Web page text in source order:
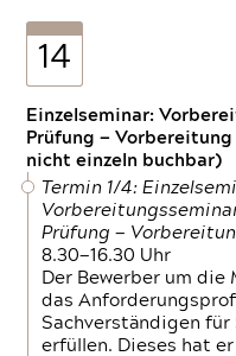
14
Einzelseminar:
Prüfung —
nicht einzeln buchbar)
Termin 1/4:
Prüfung —
8.30—16.30 Uhr
Der Bewerber um
das
Sachverständigen für
erfüllen. Dieses hat